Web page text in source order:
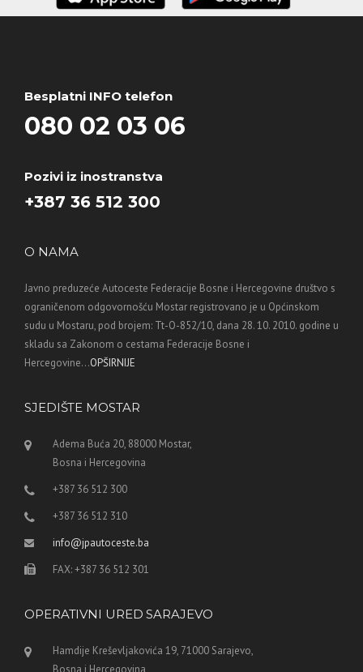
Besplatni INFO telefon
080 02 03 06
Pozivi iz inostranstva
+387 36 512 300
O NAMA
Javno preduzeće Autoceste Federacije Bosne i Hercegovine društvo s
ograničenom odgovornošću Mostar registrovano je u Općinskom
sudu u Mostaru, pod brojem: Tt-O-852/10, dana 28. 10. 2010. godine u
skladu sa Zakonom o cestama Federacije Bosne i
Hercegovine...OPŠIRNIJE
SJEDIŠTE MOSTAR
Adema Buća 20, 88000 Mostar,
Bosna i Hercegovina
+387 36 512 300
+387 36 512 310
info@jpautoceste.ba
FAX: +387 36 512 301
OPERATIVNI URED SARAJEVO
Hamdije Kreševljakovića 19, 71000 Sarajevo,
Bosna i Hercegovina